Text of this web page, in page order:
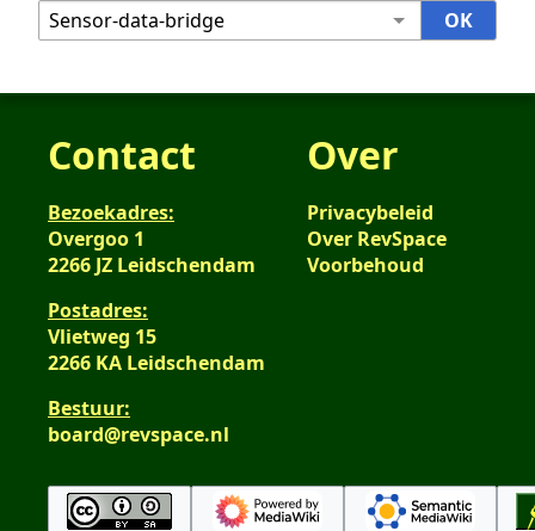
Contact
Bezoekadres:
Overgoo 1
2266 JZ Leidschendam
Postadres:
Vlietweg 15
2266 KA Leidschendam
Bestuur:
board@revspace.nl
Over
Privacybeleid
Over RevSpace
Voorbehoud